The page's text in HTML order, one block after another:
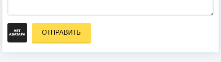
ОТПРАВИТЬ